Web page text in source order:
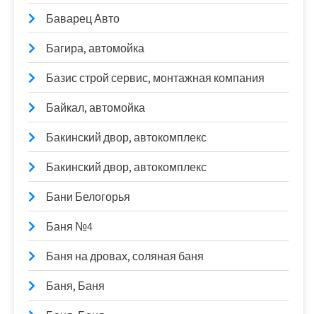
Баварец Авто
Багира, автомойка
Базис строй сервис, монтажная компания
Байкал, автомойка
Бакинский двор, автокомплекс
Бакинский двор, автокомплекс
Бани Белогорья
Баня №4
Баня на дровах, соляная баня
Баня, Баня